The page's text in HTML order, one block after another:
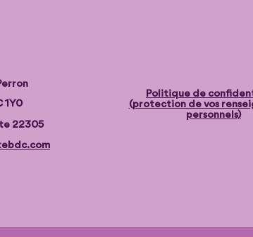
1Y0
22305
Politique de
(protection de vos
personnels)